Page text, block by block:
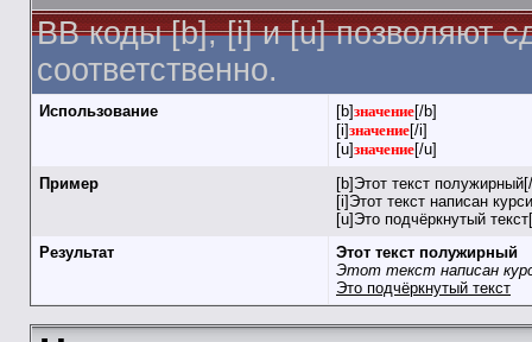
BB коды [b], [i] и [u] позволяют
соответственно.
Использование [b]значение[/b]
[i]значение[/i]
[u]значение[/u]
Пример
[b]Этот текст
[i]Этот текст написан
[u]Это подчёркнутый
Результат
Этот текст полужирный
Этот текст написан
Это подчёркнутый текст